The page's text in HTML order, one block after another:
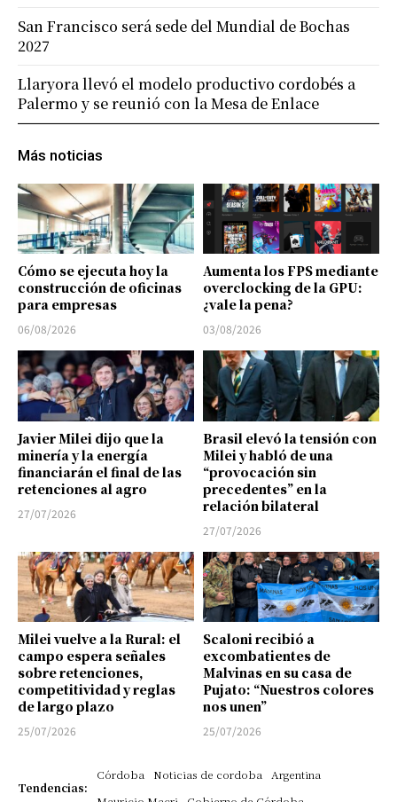
Más noticias
Cómo se ejecuta hoy la
construcción de oficinas
para empresas
06/08/2026
Aumenta los FPS mediante
overclocking de la GPU:
¿vale la pena?
03/08/2026
Javier Milei dijo que la
minería y la energía
financiarán el final de las
retenciones al agro
27/07/2026
Brasil elevó la tensión con
Milei y habló de una
“provocación sin
precedentes” en la
relación bilateral
27/07/2026
Milei vuelve a la Rural: el
campo espera señales
sobre retenciones,
competitividad y reglas
de largo plazo
25/07/2026
Scaloni recibió a
excombatientes de
Malvinas en su casa de
Pujato: “Nuestros colores
nos unen”
25/07/2026
Tendencias:
Córdoba Noticias de cordoba Argentina
San Francisco será sede del Mundial de Bochas
2027
Llaryora llevó el modelo productivo cordobés a
Palermo y se reunió con la Mesa de Enlace